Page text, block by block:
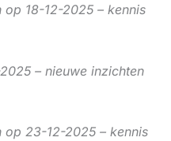
18-12-2025 – kennis
– nieuwe inzichten
23-12-2025 – kennis